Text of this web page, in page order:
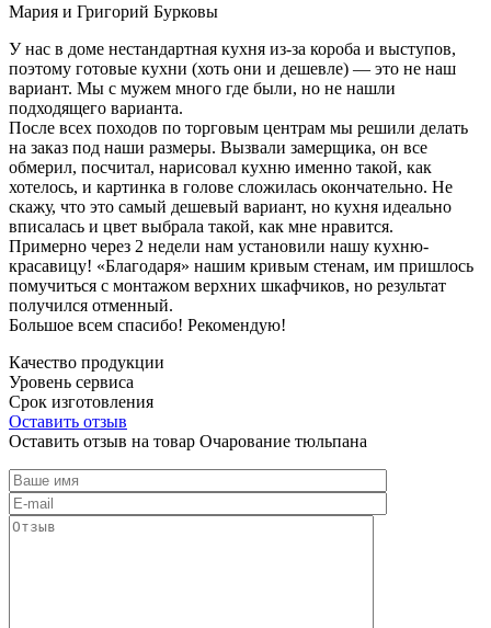
Мария и Григорий Бурковы
У нас в доме нестандартная кухня из-за короба и выступов,
поэтому готовые кухни (хоть они и дешевле) — это не наш
вариант. Мы с мужем много где были, но не нашли
подходящего варианта.
После всех походов по торговым центрам мы решили делать
на заказ под наши размеры. Вызвали замерщика, он все
обмерил, посчитал, нарисовал кухню именно такой, как
хотелось, и картинка в голове сложилась окончательно. Не
скажу, что это самый дешевый вариант, но кухня идеально
вписалась и цвет выбрала такой, как мне нравится.
Примерно через 2 недели нам установили нашу кухню-
красавицу! «Благодаря» нашим кривым стенам, им пришлось
помучиться с монтажом верхних шкафчиков, но результат
получился отменный.
Большое всем спасибо! Рекомендую!
Качество продукции
Уровень сервиса
Срок изготовления
Оставить отзыв
Оставить отзыв на товар Очарование тюльпана